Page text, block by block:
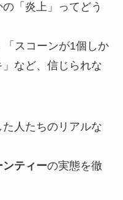
「炎上」ってどう
スコーンが1個しか
など、信じられな
人たちのリアルな
ティーの実態を徹